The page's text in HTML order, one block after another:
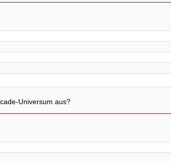
Universum aus?